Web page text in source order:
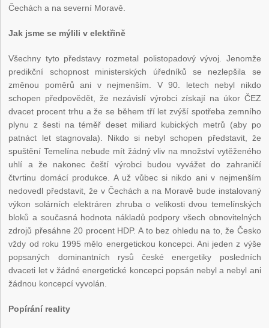
Čechách a na severní Moravě.
Jak jsme se mýlili v elektřině
Všechny tyto představy rozmetal polistopadový vývoj. Jenomže
predikční schopnost ministerských úředníků se nezlepšila se
změnou poměrů ani v nejmenším. V 90. letech nebyl nikdo
schopen předpovědět, že nezávislí výrobci získají na úkor ČEZ
dvacet procent trhu a že se během tří let zvýší spotřeba zemního
plynu z šesti na téměř deset miliard kubických metrů (aby po
patnáct let stagnovala). Nikdo si nebyl schopen představit, že
spuštění Temelína nebude mít žádný vliv na množství vytěženého
uhlí a že nakonec čeští výrobci budou vyvážet do zahraničí
čtvrtinu domácí produkce. A už vůbec si nikdo ani v nejmenším
nedovedl představit, že v Čechách a na Moravě bude instalovaný
výkon solárních elektráren zhruba o velikosti dvou temelínských
bloků a současná hodnota nákladů podpory všech obnovitelných
zdrojů přesáhne 20 procent HDP. A to bez ohledu na to, že Česko
vždy od roku 1995 mělo energetickou koncepci. Ani jeden z výše
popsaných dominantních rysů české energetiky posledních
dvaceti let v žádné energetické koncepci popsán nebyl a nebyl ani
žádnou koncepcí vyvolán.
Popírání reality